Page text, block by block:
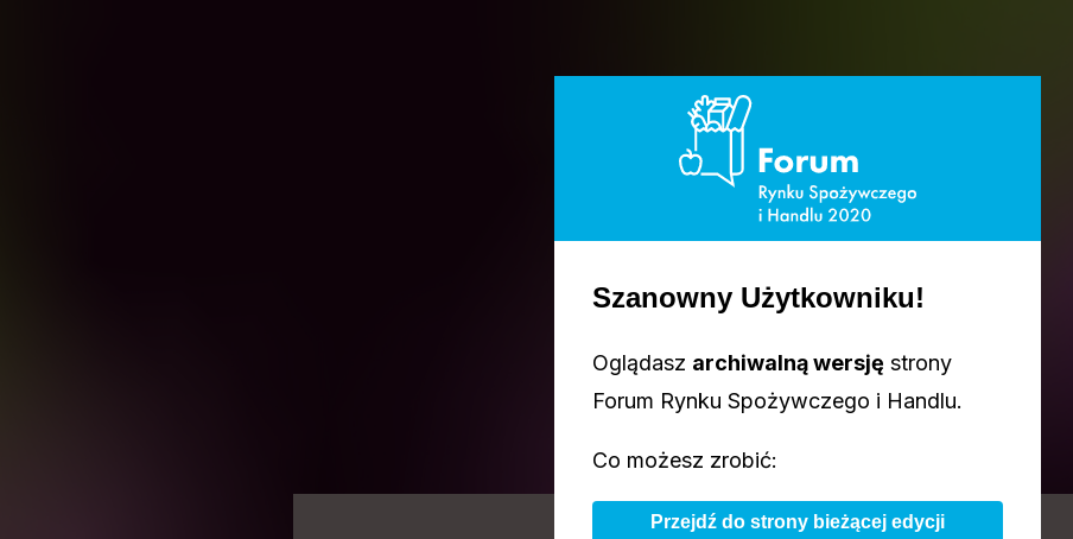
PRELEGENCI
Szanowny Użytkowniku!
Oglądasz archiwalną wersję strony
Forum Rynku Spożywczego i Handlu.
Co możesz zrobić:
Przejdź do strony bieżącej edycji